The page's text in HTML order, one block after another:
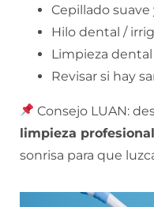
Cepillado
Hilo dental /
Limpieza
Revisar si hay
Consejo LUAN:
limpieza profesional
sonrisa para que